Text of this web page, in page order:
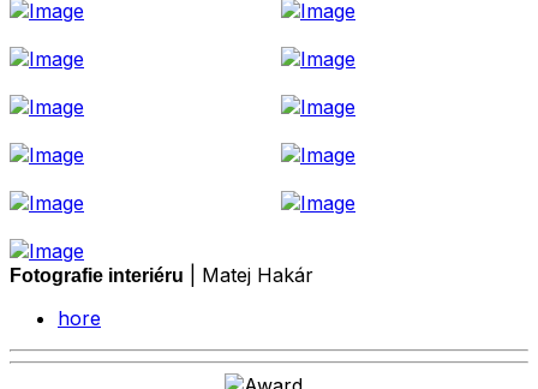
Fotografie interiéru
| Matej Hakár
hore